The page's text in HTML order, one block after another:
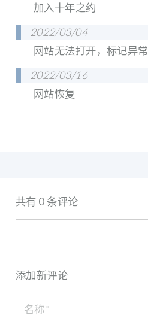
加入十年之约
2022/03/04
网站无法打开，标记异常
2022/03/16
网站恢复
共有 0 条评论
添加新评论